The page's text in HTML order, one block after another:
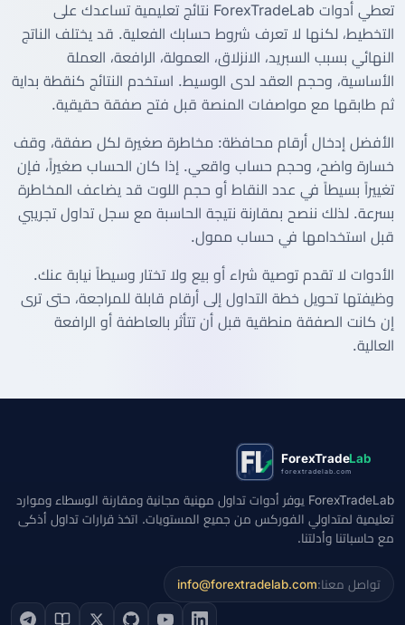
تعطي أدوات ForexTradeLab نتائج تعليمية تساعدك على
التخطيط، لكنها لا تعرف شروط حسابك الفعلية. قد يختلف الناتج
النهائي بسبب السبريد، الانزلاق، العمولة، الرافعة، العملة
الأساسية، وحجم العقد لدى الوسيط. استخدم النتائج كنقطة بداية
ثم طابقها مع مواصفات المنصة قبل فتح صفقة حقيقية.
الأفضل إدخال أرقام محافظة: مخاطرة صغيرة لكل صفقة، وقف
خسارة واضح، وحجم حساب واقعي. إذا كان الحساب صغيراً، فإن
تغييراً بسيطاً في عدد النقاط أو حجم اللوت قد يضاعف المخاطرة
بسرعة. لذلك ننصح بمقارنة نتيجة الحاسبة مع سجل تداول تجريبي
قبل استخدامها في حساب ممول.
الأدوات لا تقدم توصية شراء أو بيع ولا تختار وسيطاً نيابة عنك.
وظيفتها تحويل خطة التداول إلى أرقام قابلة للمراجعة، حتى ترى
إن كانت الصفقة منطقية قبل أن تتأثر بالعاطفة أو الرافعة
العالية.
ForexTradeLab
forextradelab.com
ForexTradeLab يوفر أدوات تداول مهنية مجانية ومقارنة الوسطاء وموارد
تعليمية لمتداولي الفوركس من جميع المستويات. اتخذ قرارات تداول أذكى
مع حاسباتنا وأدلتنا.
تواصل معنا:info@forextradelab.com